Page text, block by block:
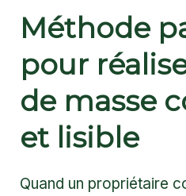
Méthode
pour
de masse
et lisible
Quand un propriétaire